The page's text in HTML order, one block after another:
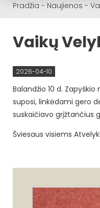
Pradžia - Naujienos -
Vaikų
2026-04-10
Balandžio 10 d.
suposi, linkėdami gero
suskaičiavo grįžtančius
Šviesaus visiems